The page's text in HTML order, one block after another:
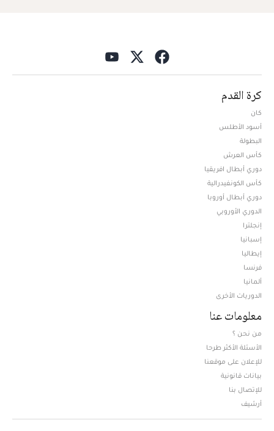
كرة القدم
كان
أسود الأطلس
البطولة
كأس العرش
دوري أبطال افريقيا
كأس الكونفيدرالية
دوري أبطال أوروبا
الدوري الأوروبي
إنجلترا
إسبانيا
إيطاليا
فرنسا
ألمانيا
الدوريات الأخرى
معلومات عنا
من نحن ؟
الأسئلة الأكثر طرحا
للإعلان على موقعنا
بيانات قانونية
للإتصال بنا
أرشيف